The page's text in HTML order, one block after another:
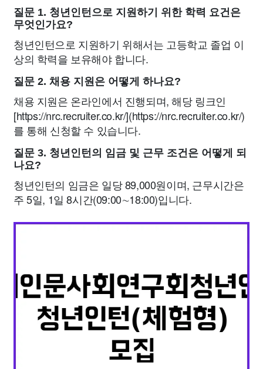
질문 1. 청년인턴으로 지원하기 위한 학력 요건은
무엇인가요?
청년인턴으로 지원하기 위해서는 고등학교 졸업 이
상의 학력을 보유해야 합니다.
질문 2. 채용 지원은 어떻게 하나요?
채용 지원은 온라인에서 진행되며, 해당 링크인
[https://nrc.recruiter.co.kr/](https://nrc.recruiter.co.kr/)
를 통해 신청할 수 있습니다.
질문 3. 청년인턴의 임금 및 근무 조건은 어떻게 되
나요?
청년인턴의 임금은 일당 89,000원이며, 근무시간은
주 5일, 1일 8시간(09:00∼18:00)입니다.